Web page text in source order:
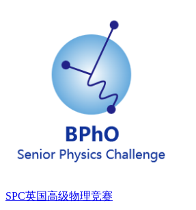
SPC英国高级物理竞赛